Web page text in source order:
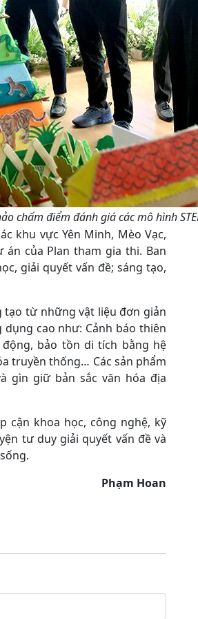
chấm điểm đánh giá các mô hình
khu vực Yên Minh, Mèo Vạc,
của Plan tham gia thi. Ban
giải quyết vấn đề; sáng tạo,
tạo từ những vật liệu đơn giản
cao như: Cảnh báo thiên
bảo tồn di tích bằng hệ
truyền thống… Các sản phẩm
gìn giữ bản sắc văn hóa địa
cận khoa học, công nghệ, kỹ
tư duy giải quyết vấn đề và
Phạm Hoan